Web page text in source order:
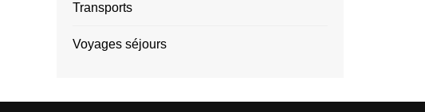
Transports
Voyages séjours